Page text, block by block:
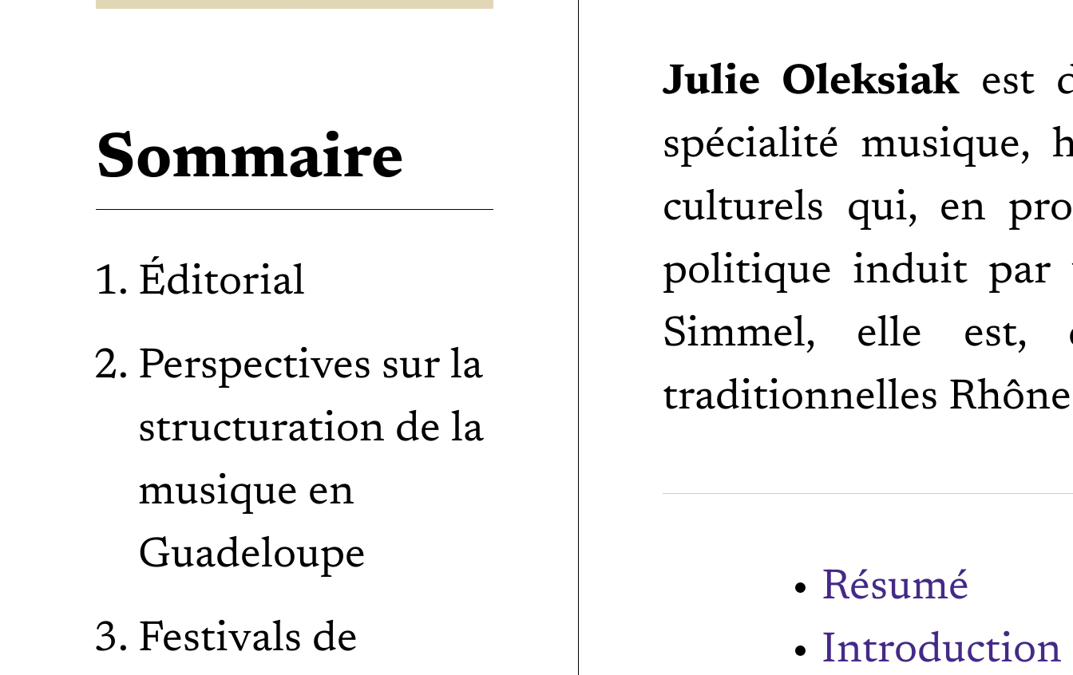
Sommaire
Éditorial
Perspectives sur la
structuration de la
musique en
Guadeloupe
Festivals de
Julie Oleksiak est
spécialité musique,
culturels qui, en
politique induit par
Simmel, elle est,
traditionnelles
Résumé
Introduction